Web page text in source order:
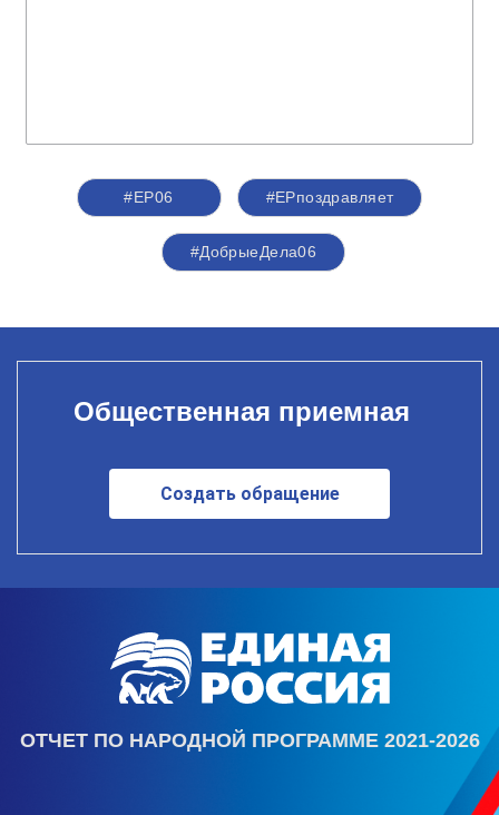
#ЕР06 #ЕРпоздравляет
#ДобрыеДела06
Общественная приемная
Создать обращение
ОТЧЕТ ПО НАРОДНОЙ ПРОГРАММЕ 2021-2026